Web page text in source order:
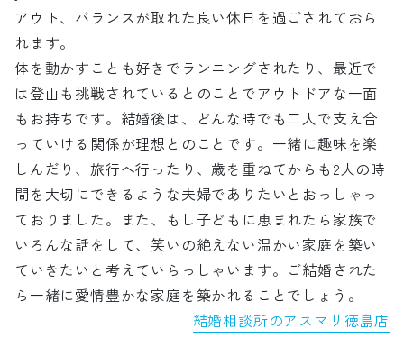
アウト、バランスが取れた良い休日を過ごされておら
れます。
体を動かすことも好きでランニングされたり、最近で
は登山も挑戦されているとのことでアウトドアな一面
もお持ちです。結婚後は、どんな時でも二人で支え合
っていける関係が理想とのことです。一緒に趣味を楽
しんだり、旅行へ行ったり、歳を重ねてからも2人の時
間を大切にできるような夫婦でありたいとおっしゃっ
ておりました。また、もし子どもに恵まれたら家族で
いろんな話をして、笑いの絶えない温かい家庭を築い
ていきたいと考えていらっしゃいます。ご結婚された
ら一緒に愛情豊かな家庭を築かれることでしょう。
結婚相談所のアスマリ徳島店